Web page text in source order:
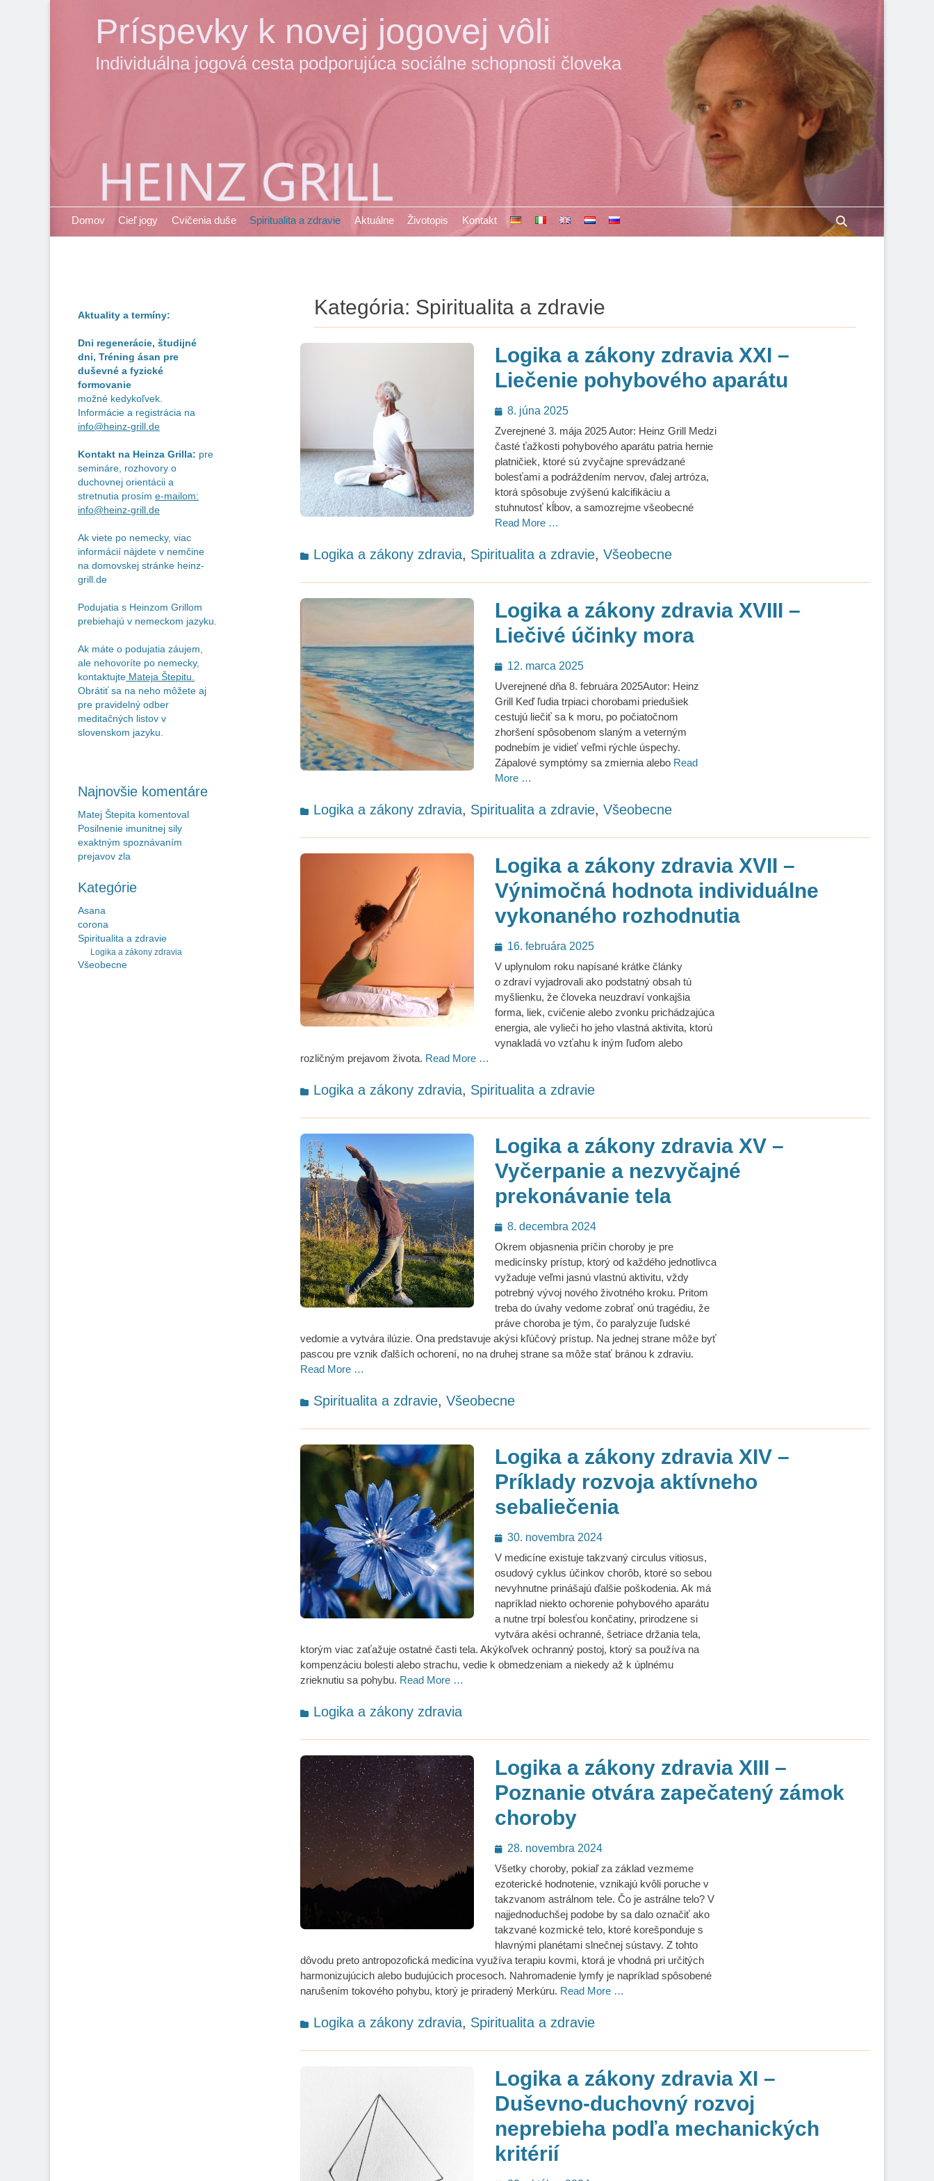
Príspevky k novej jogovej vôli
Individuálna jogová cesta podporujúca sociálne schopnosti človeka
Primary Menu
SkipDomov Cieľ jogy Cvičenia duše Spiritualita a zdravie Aktuálne Životopis Kontakt
Kategória: Spiritualita a zdravie
Logika a zákony zdravia XXI –
Liečenie pohybového aparátu
Posted
on
8. júna 2025
Zverejnené 3. mája 2025 Autor: Heinz Grill Medzi
časté ťažkosti pohybového aparátu patria hernie
platničiek, ktoré sú zvyčajne sprevádzané
bolesťami a podráždením nervov, ďalej artróza,
ktorá spôsobuje zvýšenú kalcifikáciu a
stuhnutosť kĺbov, a samozrejme všeobecné
Read More …
Categories
Logika a zákony zdravia, Spiritualita a zdravie, Všeobecne
Logika a zákony zdravia XVIII –
Liečivé účinky mora
Posted
on
12. marca 2025
Uverejnené dňa 8. februára 2025Autor: Heinz
Grill Keď ľudia trpiaci chorobami priedušiek
cestujú liečiť sa k moru, po počiatočnom
zhoršení spôsobenom slaným a veterným
podnebím je vidieť veľmi rýchle úspechy.
Zápalové symptómy sa zmiernia alebo Read
More …
Categories
Logika a zákony zdravia, Spiritualita a zdravie, Všeobecne
Logika a zákony zdravia XVII –
Výnimočná hodnota individuálne
vykonaného rozhodnutia
Posted
on
16. februára 2025
V uplynulom roku napísané krátke články
o zdraví vyjadrovali ako podstatný obsah tú
myšlienku, že človeka neuzdraví vonkajšia
forma, liek, cvičenie alebo zvonku prichádzajúca
energia, ale vylieči ho jeho vlastná aktivita, ktorú
vynakladá vo vzťahu k iným ľuďom alebo
rozličným prejavom života. Read More …
Categories
Logika a zákony zdravia, Spiritualita a zdravie
Logika a zákony zdravia XV –
Vyčerpanie a nezvyčajné
prekonávanie tela
Posted
on
8. decembra 2024
Okrem objasnenia príčin choroby je pre
medicínsky prístup, ktorý od každého jednotlivca
vyžaduje veľmi jasnú vlastnú aktivitu, vždy
potrebný vývoj nového životného kroku. Pritom
treba do úvahy vedome zobrať onú tragédiu, že
práve choroba je tým, čo paralyzuje ľudské
vedomie a vytvára ilúzie. Ona predstavuje akýsi kľúčový prístup. Na jednej strane môže byť
pascou pre vznik ďalších ochorení, no na druhej strane sa môže stať bránou k zdraviu.
Read More …
Categories
Spiritualita a zdravie, Všeobecne
Logika a zákony zdravia XIV –
Príklady rozvoja aktívneho
sebaliečenia
Posted
on
30. novembra 2024
V medicíne existuje takzvaný circulus vitiosus,
osudový cyklus účinkov chorôb, ktoré so sebou
nevyhnutne prinášajú ďalšie poškodenia. Ak má
napríklad niekto ochorenie pohybového aparátu
a nutne trpí bolesťou končatiny, prirodzene si
vytvára akési ochranné, šetriace držania tela,
ktorým viac zaťažuje ostatné časti tela. Akýkoľvek ochranný postoj, ktorý sa používa na
kompenzáciu bolesti alebo strachu, vedie k obmedzeniam a niekedy až k úplnému
zrieknutiu sa pohybu. Read More …
Categories
Logika a zákony zdravia
Logika a zákony zdravia XIII –
Poznanie otvára zapečatený zámok
choroby
Posted
on
28. novembra 2024
Všetky choroby, pokiaľ za základ vezmeme
ezoterické hodnotenie, vznikajú kvôli poruche v
takzvanom astrálnom tele. Čo je astrálne telo? V
najjednoduchšej podobe by sa dalo označiť ako
takzvané kozmické telo, ktoré korešponduje s
hlavnými planétami slnečnej sústavy. Z tohto
dôvodu preto antropozofická medicína využíva terapiu kovmi, ktorá je vhodná pri určitých
harmonizujúcich alebo budujúcich procesoch. Nahromadenie lymfy je napríklad spôsobené
narušením tokového pohybu, ktorý je priradený Merkúru. Read More …
Categories
Logika a zákony zdravia, Spiritualita a zdravie
Logika a zákony zdravia XI –
Duševno-duchovný rozvoj
neprebieha podľa mechanických
kritérií
Aktuality a termíny:
Dni regenerácie, študijné
dni, Tréning ásan pre
duševné a fyzické
formovanie
možné kedykoľvek.
Informácie a registrácia na
info@heinz-grill.de
Kontakt na Heinza Grilla: pre
semináre, rozhovory o
duchovnej orientácii a
stretnutia prosím e-mailom:
info@heinz-grill.de
Ak viete po nemecky, viac
informácií nájdete v nemčine
na domovskej stránke heinz-
grill.de
Podujatia s Heinzom Grillom
prebiehajú v nemeckom jazyku.
Ak máte o podujatia záujem,
ale nehovoríte po nemecky,
kontaktujte Mateja Štepitu.
Obrátiť sa na neho môžete aj
pre pravidelný odber
meditačných listov v
slovenskom jazyku.
Najnovšie komentáre
Matej Štepita komentoval
Posilnenie imunitnej sily
exaktným spoznávaním
prejavov zla
Kategórie
Asana
corona
Spiritualita a zdravie
Logika a zákony zdravia
Všeobecne